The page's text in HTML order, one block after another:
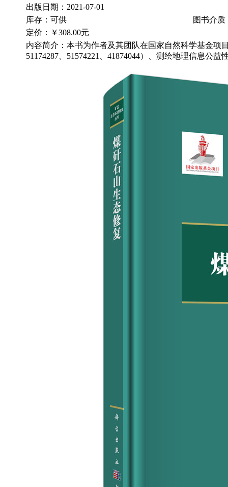
出版日期：2021-07-01
库存：可供
图书介质
定价：
￥308.00元
内容简介：本书为作者及其团队在国家自然科学基金项
51174287、51574221、41874044）、测绘地理信息公益